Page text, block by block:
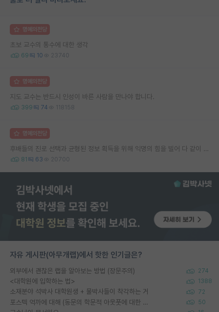
명예의전당
초보 교수의 통수에 대한 생각
69 10 23740
명예의전당
지도 교수는 반드시 인성이 바른 사람을 만나야 합니다.
399 74 118158
명예의전당
후배들의 진로 선택과 균형된 정보 획득을 위해 익명의 힘을 빌어 다 같이 연봉 공개 타임 한번 갖는 것 어때요?
81 63 20700
자유 게시판(아무개랩)에서 핫한 인기글은?
외부에서 괜찮은 랩을 알아보는 방법 (장문주의) 274
<대학원에 입학하는 법> 1388
소재분야 석박사 대학원생 + 물박사들이 착각하는 거 72
포스텍 억까에 대해 (동문의 학문적 아웃풋에 대한 반박) 50